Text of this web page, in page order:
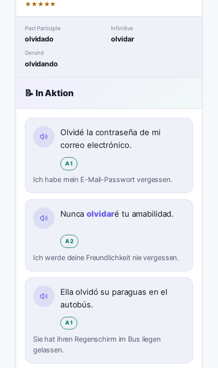
★★★★★
Past Participle
olvidado
Infinitive
olvidar
Gerund
olvidando
📝 In Aktion
Olvidé la contraseña de mi
correo electrónico.
A1
Ich habe mein E-Mail-Passwort vergessen.
Nuncaolvidaré tu amabilidad.
A2
Ich werde deine Freundlichkeit nie vergessen.
Ella olvidó su paraguas en el
autobús.
A1
Sie hat ihren Regenschirm im Bus liegen
gelassen.